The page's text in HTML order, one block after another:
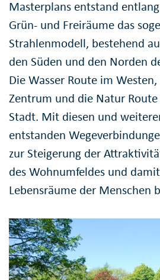
Masterplans entstand
Grün- und Freiräume das
Strahlenmodell, bestehend
den Süden und den Norden
Die Wasser Route im
Zentrum und die Natur
Stadt. Mit diesen und
entstanden
zur Steigerung der
des Wohnumfeldes und
Lebensräume der Menschen